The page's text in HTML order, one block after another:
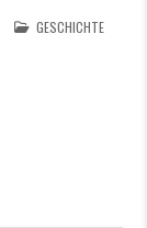
ON DAS “LOCH” AM
POSTED IN
GESCHICHTE